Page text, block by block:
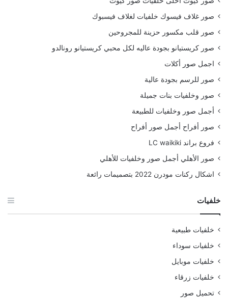
صور غلاف فيسوك خلفيات لغلاف فيسبوك
صور قلب مكسور حزينة للمجروحين
صور كريستيانو بجودة عاليه لكل محبي كريستيانو رونالدو
اجمل صور أكلات
صور للرسم بجودة عالية
صور وخلفيات بنات جميلة
أجمل صور وخلفيات للطبيعة
صور أفراح أجمل صور أفراح
فروع براند LC waikiki
صور الأهلي أجمل صور وخلفيات للأهلي
اشكال ركنات مودرن 2022 بتصميمات رائعة
خلفيات
خلفيات طبيعية
خلفيات سوداء
خلفيات موبايل
خلفيات زرقاء
تحميل صور